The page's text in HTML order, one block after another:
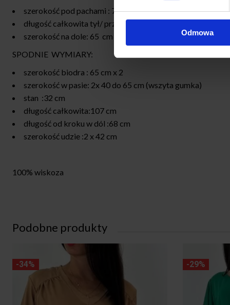
Odmowa
szerokość pod pachami : 70 cm x 2 na plasko
długość całkowita tył/ przód : 72/76 cm
szerokość na dole: 65 cm x 2
SPODNIE WYMIARY:
szerokość biodra : 65 cm x 2
szerokość w pasie: 2x 40 do 65 cm (wszyta gumka)
stan :32 cm
długość całkowita:107 cm
długość od kroku w dól :68 cm
szerokość udzie :2 x 42 cm
100% wiskoza
Podobne produkty
-34% -29%